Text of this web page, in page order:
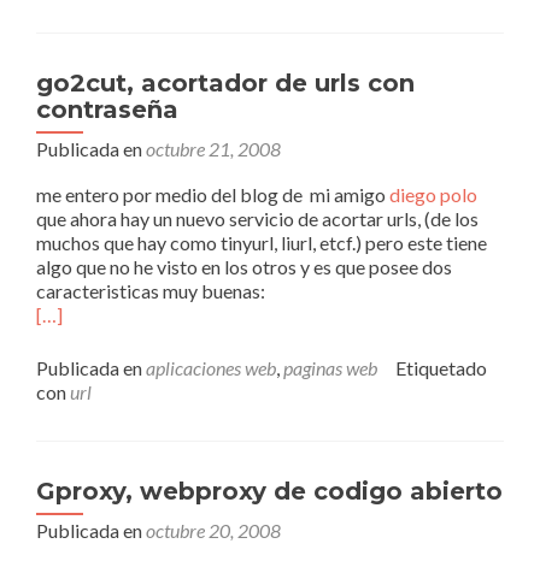
go2cut, acortador de urls con
contraseña
Publicada enoctubre 21, 2008
me entero por medio del blog de mi amigo diego polo
que ahora hay un nuevo servicio de acortar urls, (de los
muchos que hay como tinyurl, liurl, etcf.) pero este tiene
algo que no he visto en los otros y es que posee dos
caracteristicas muy buenas:
[…]
Publicada enaplicaciones web,paginas web
Etiquetado
conurl
Gproxy, webproxy de codigo abierto
Publicada enoctubre 20, 2008